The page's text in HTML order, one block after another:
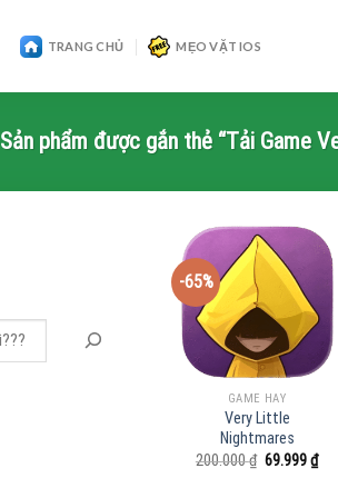
TRANG CHỦ MẸO VẶT IOS
Sản phẩm được gắn thẻ “Tải Game
-65%
GAME HAY
Very Little
Nightmares
200.000₫ Giá
69.999₫Giá
hiện